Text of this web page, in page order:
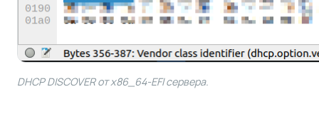
DHCP DISCOVER от x86_64-EFI сервера.